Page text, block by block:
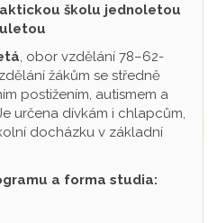
školu jednoletou
, obor vzdělání 78–62-
žákům se středně
postižením, autismem a
určena dívkám i chlapcům,
docházku v základní
a forma studia: